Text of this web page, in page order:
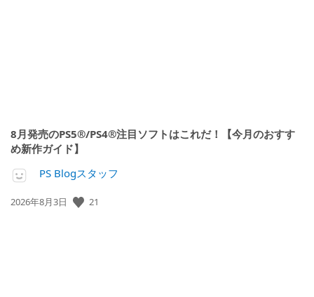
8月発売のPS5®/PS4®注目ソフトはこれだ！【今月のおすす
め新作ガイド】
PS Blogスタッフ
公
2026年8月3日 21